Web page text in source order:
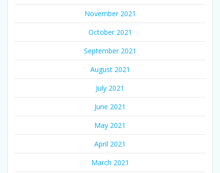
November 2021
October 2021
September 2021
August 2021
July 2021
June 2021
May 2021
April 2021
March 2021